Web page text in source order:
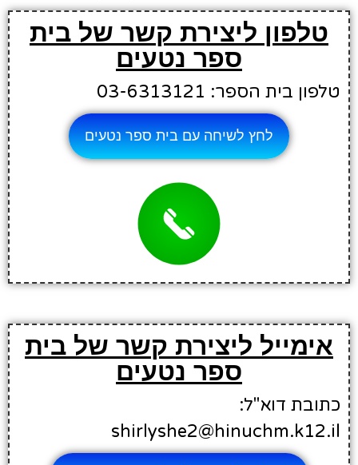
טלפון ליצירת קשר של בית
ספר נטעים
טלפון בית הספר: 03-6313121
לחץ לשיחה עם בית ספר נטעים
אימייל ליצירת קשר של בית
ספר נטעים
כתובת דוא"ל:
shirlyshe2@hinuchm.k12.il